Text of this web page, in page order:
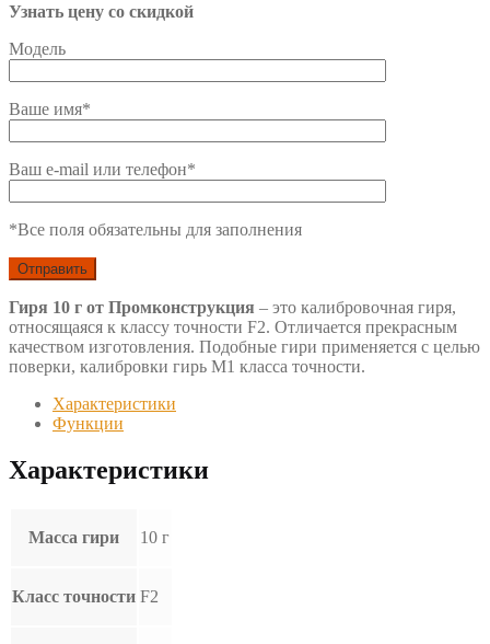
Узнать цену со скидкой
Модель
Ваше имя*
Ваш e-mail или телефон*
*Все поля обязательны для заполнения
Гиря 10 г от Промконструкция – это калибровочная гиря,
относящаяся к классу точности F2. Отличается прекрасным
качеством изготовления. Подобные гири применяется с целью
поверки, калибровки гирь М1 класса точности.
Характеристики
Функции
Характеристики
Масса гири 10 г
Класс точности F2